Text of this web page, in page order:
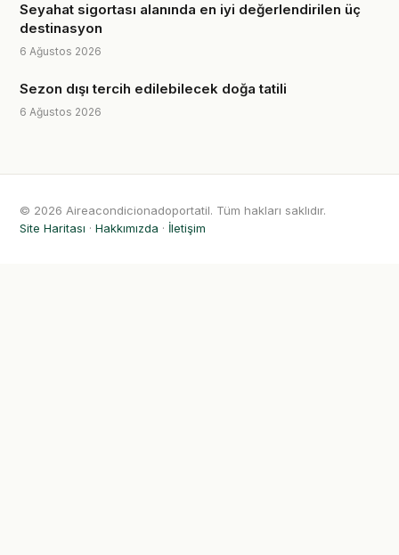
Seyahat sigortası alanında en iyi değerlendirilen üç
destinasyon
6 Ağustos 2026
Sezon dışı tercih edilebilecek doğa tatili
6 Ağustos 2026
© 2026 Aireacondicionadoportatil. Tüm hakları saklıdır.
Site Haritası · Hakkımızda · İletişim